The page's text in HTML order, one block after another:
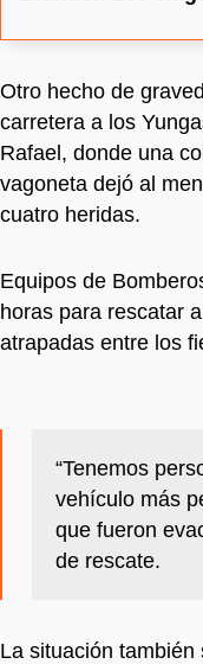
Otro hecho de
carretera a los
Rafael, donde una
vagoneta dejó al
cuatro heridas.
Equipos de
horas para rescatar
atrapadas entre los
“Tenemos
vehículo más
que fueron
de rescate.
La situación